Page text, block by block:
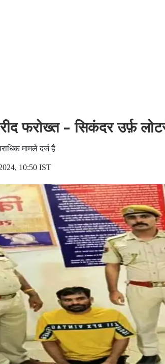
फरोख्त - सिकंदर उर्फ़
मामले दर्ज है
10:50 IST